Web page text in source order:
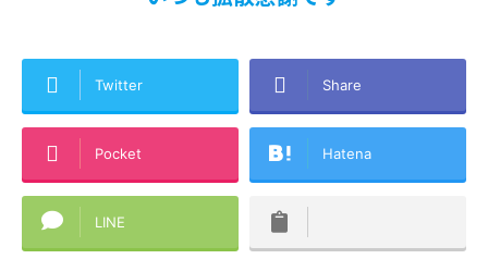
Twitter Share
Pocket Hatena
LINE